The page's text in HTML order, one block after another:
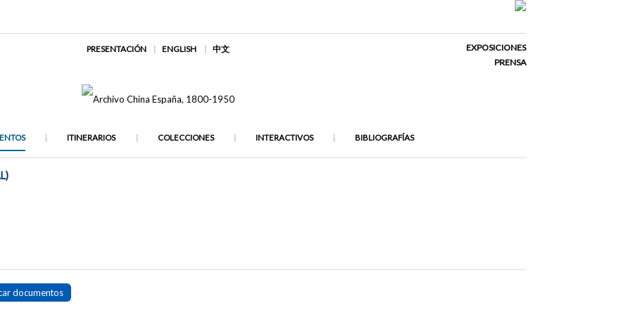
PRESENTACIÓN ENGLISH 中文
EXPOSICIONES
PRENSA
ITINERARIOS COLECCIONES INTERACTIVOS BIBLIOGRAFÍAS
documentos